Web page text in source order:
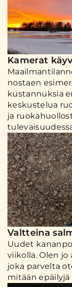
Kamerat
nostaen
kustannuksia
keskustelua
ja
Valtteina
Uudet
viikolla. Olen
joka parvelta
mitään